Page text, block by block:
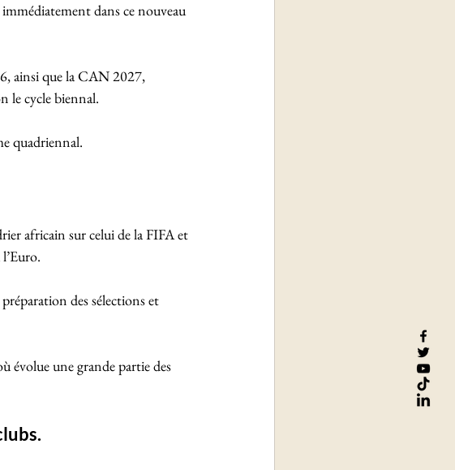
dans ce nouveau
ainsi que la CAN 2027,
le cycle biennal.
quadriennal.
africain sur celui de la FIFA et
des sélections et
évolue une grande partie des